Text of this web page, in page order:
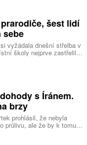
šest lidí
sebe
vyžádala dnešní střelba v
školy nejprve zastřelil
vydal do školy, kde zabil
spáchal
s Íránem.
brzy
prohlásil, že nebyla
průlivu, ale že by k tomu
o tranzitu v úžině
problém.